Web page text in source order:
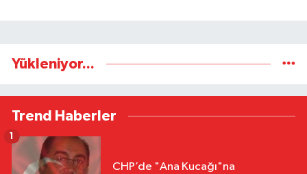
Yükleniyor...
Trend Haberler
CHP’de "Ana Kucağı"na
1